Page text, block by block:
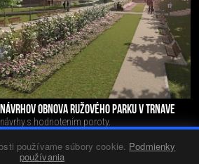
používame súbory cookie. Podmienky
používania
OBNOVA RUŽOVÉHO PARKU V TRNAVE
s hodnotením poroty.